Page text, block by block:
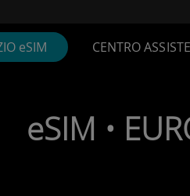
eSIM CENTRO
eSIM •